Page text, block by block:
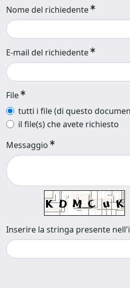
Nome del richiedente
E-mail del richiedente
File
tutti i file (di questo
il file(s) che avete richiesto
Messaggio
Inserire la stringa presente